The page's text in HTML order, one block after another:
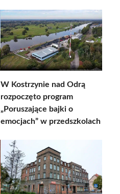
W Kostrzynie nad Odrą
rozpoczęto program
„Poruszające bajki o
emocjach” w przedszkolach